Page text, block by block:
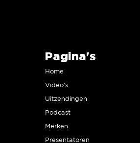
Pagina's
Home
Video’s
Uitzendingen
Podcast
Merken
Presentatoren